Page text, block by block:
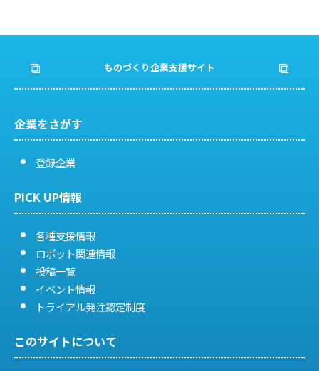
ナ
ビ
ゲ
ー
シ
ョ
ン
ものづくり企業支援サイト
企業をさがす
登録企業
PICK UP情報
各種支援情報
ロボット関連情報
投稿一覧
イベント情報
トライアル発注認定制度
このサイトについて